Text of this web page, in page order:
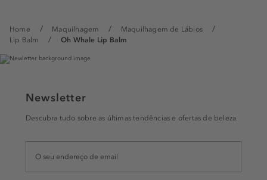
Home Maquilhagem
Maquilhagem de Lábios
Lip Balm
Oh Whale Lip Balm
Newsletter
Descubra tudo sobre as últimas tendências e ofertas de beleza.